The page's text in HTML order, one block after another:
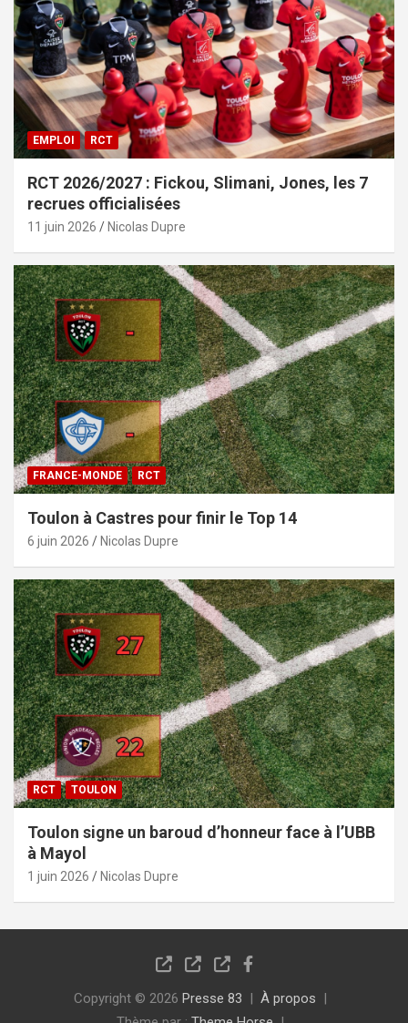
EMPLOI RCT
RCT 2026/2027 : Fickou, Slimani, Jones, les 7
recrues officialisées
11 juin 2026 Nicolas Dupre
FRANCE-MONDE RCT
Toulon à Castres pour finir le Top 14
6 juin 2026 Nicolas Dupre
RCT TOULON
Toulon signe un baroud d’honneur face à l’UBB
à Mayol
1 juin 2026 Nicolas Dupre
Copyright © 2026 Presse 83
À propos